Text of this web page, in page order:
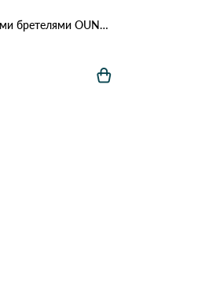
Стрінги з тонкими бретелями OUNO 10147 1с Різні кольори